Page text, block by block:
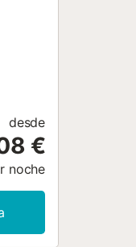
desde
€
noche